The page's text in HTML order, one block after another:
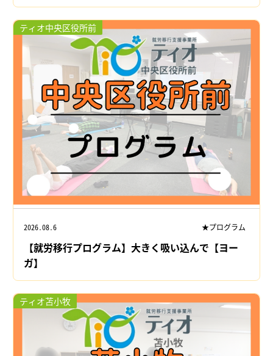
ティオ中央区役所前
2026.08.6 ★プログラム
【就労移行プログラム】大きく吸い込んで【ヨー
ガ】
ティオ苫小牧